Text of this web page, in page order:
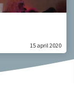
15 april 2020